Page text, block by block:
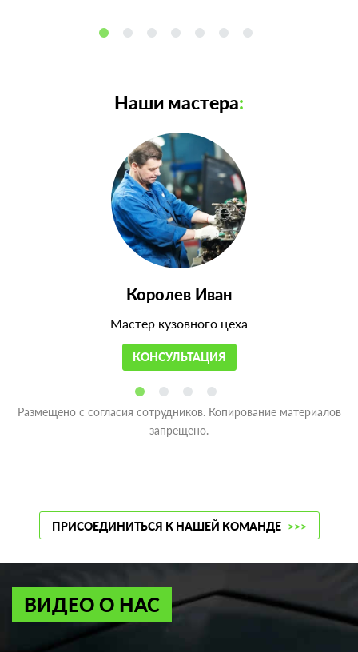
Наши мастера:
Королев Иван
Мастер кузовного цеха
КОНСУЛЬТАЦИЯ
Размещено с согласия сотрудников. Копирование материалов
запрещено.
ПРИСОЕДИНИТЬСЯ К НАШЕЙ КОМАНДЕ >>>
ВИДЕО О НАС